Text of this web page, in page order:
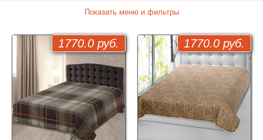
меню и фильтры
1770.0 руб. 1770.0 руб.